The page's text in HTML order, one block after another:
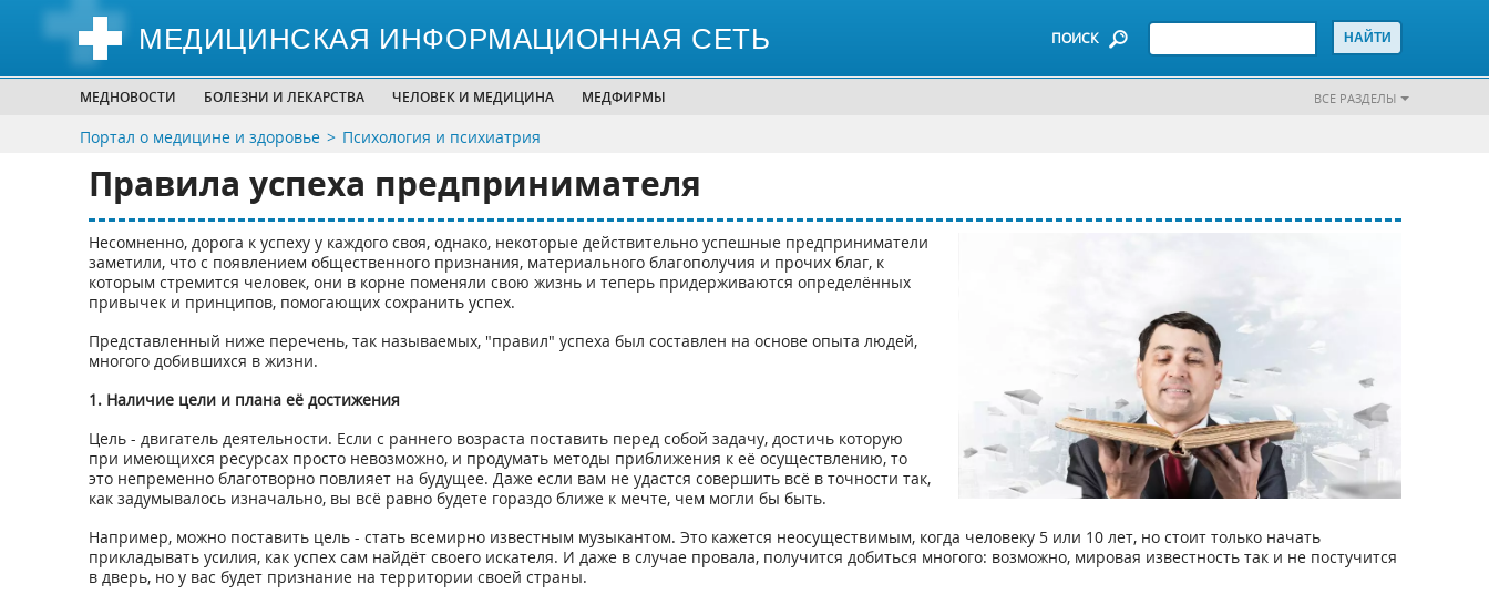
МЕДИЦИНСКАЯ ИНФОРМАЦИОННАЯ СЕТЬ ПОИСК
МЕДНОВОСТИ БОЛЕЗНИ И ЛЕКАРСТВА ЧЕЛОВЕК И МЕДИЦИНА МЕДФИРМЫ ВСЕ РАЗДЕЛЫ
Портал о медицине и здоровье Психология и психиатрия
Правила успеха предпринимателя
Несомненно, дорога к успеху у каждого своя, однако, некоторые действительно успешные предприниматели
заметили, что с появлением общественного признания, материального благополучия и прочих благ, к
которым стремится человек, они в корне поменяли свою жизнь и теперь придерживаются определённых
привычек и принципов, помогающих сохранить успех.
Представленный ниже перечень, так называемых, "правил" успеха был составлен на основе опыта людей,
многого добившихся в жизни.
1. Наличие цели и плана её достижения
Цель - двигатель деятельности. Если с раннего возраста поставить перед собой задачу, достичь которую
при имеющихся ресурсах просто невозможно, и продумать методы приближения к её осуществлению, то
это непременно благотворно повлияет на будущее. Даже если вам не удастся совершить всё в точности так,
как задумывалось изначально, вы всё равно будете гораздо ближе к мечте, чем могли бы быть.
Например, можно поставить цель - стать всемирно известным музыкантом. Это кажется неосуществимым, когда человеку 5 или 10 лет, но стоит только начать
прикладывать усилия, как успех сам найдёт своего искателя. И даже в случае провала, получится добиться многого: возможно, мировая известность так и не постучится
в дверь, но у вас будет признание на территории своей страны.